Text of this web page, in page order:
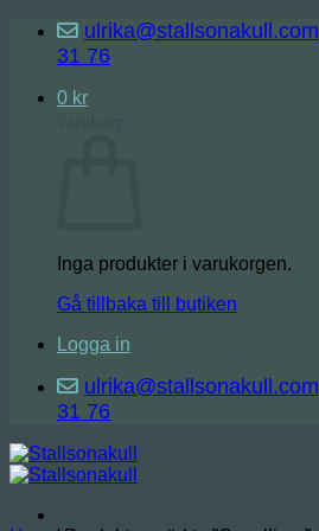
Skip
content
ulrika@stallsonakull.com
31 76
0 kr
Inga produkter i varukorgen.
Gå tillbaka till butiken
Logga in
ulrika@stallsonakull.com
31 76